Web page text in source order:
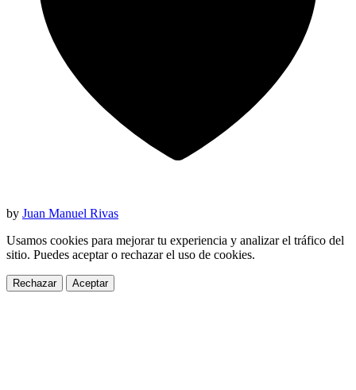
by Juan Manuel Rivas
Usamos cookies para mejorar tu experiencia y analizar el tráfico del
sitio. Puedes aceptar o rechazar el uso de cookies.
Rechazar Aceptar